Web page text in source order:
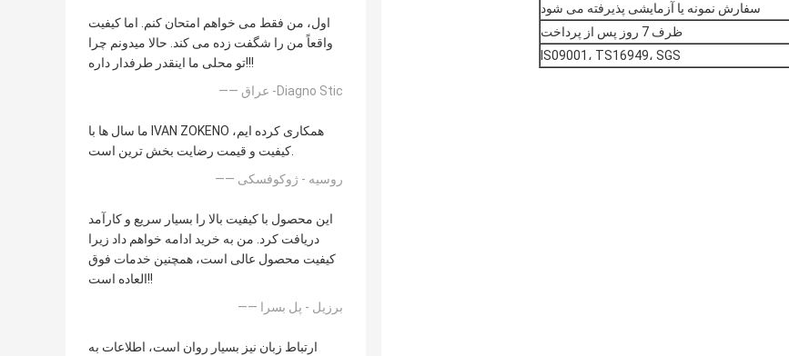
اول، من فقط می خواهم امتحان کنم. اما کیفیت
واقعاً من را شگفت زده می کند. حالا میدونم چرا
تو محلی ما اینقدر طرفدار داره!!!
—— عراق -Diagno Stic
ما سال ها با IVAN ZOKENO همکاری کرده ایم،
کیفیت و قیمت رضایت بخش ترین است.
—— روسیه - ژوکوفسکی
این محصول با کیفیت بالا را بسیار سریع و کارآمد
دریافت کرد. من به خرید ادامه خواهم داد زیرا
کیفیت محصول عالی است، همچنین خدمات فوق
العاده است!!
—— برزیل - پل بسرا
ارتباط زبان نیز بسیار روان است، اطلاعات به
سفارش نمونه یا آزمایشی پذیرفته می شود
ظرف 7 روز پس از پرداخت
IS09001، TS16949، SGS